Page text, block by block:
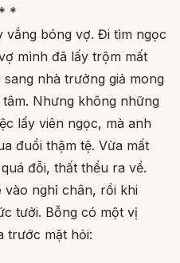
*
vắng bóng vợ. Đi tìm ngọc
mình đã lấy trộm mất
nhà trưởng giả mong
Nhưng không những
lấy viên ngọc, mà anh
đuổi thậm tệ. Vừa mất
đỗi, thất thểu ra về.
vào nghỉ chân, rồi khi
tưởi. Bỗng có một vị
trước mặt hỏi: